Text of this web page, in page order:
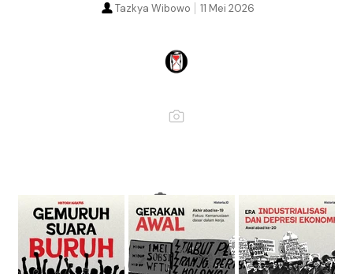
11 Mei 2026
Tazkya Wibowo